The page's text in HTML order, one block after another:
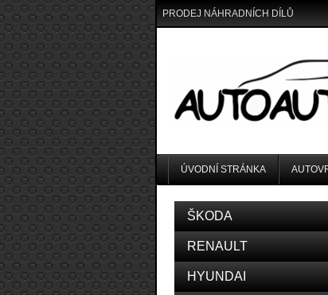
PRODEJ NÁHRADNÍCH DÍLŮ
ÚVODNÍ STRÁNKA
ŠKODA
RENAULT
HYUNDAI